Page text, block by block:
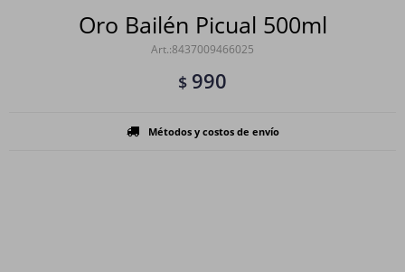
Oro Bailén Picual 500ml
8437009466025
$ 990
Métodos y costos de envío